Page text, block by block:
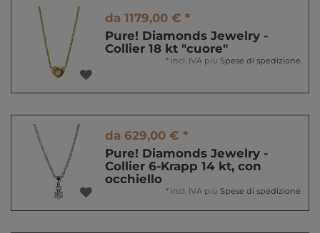
da 1179,00 € *
Pure! Diamonds Jewelry -
Collier 18 kt "cuore"
* incl. IVA più Spese di spedizione
da 629,00 € *
Pure! Diamonds Jewelry -
Collier 6-Krapp 14 kt, con
occhiello
* incl. IVA più Spese di spedizione